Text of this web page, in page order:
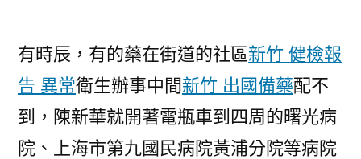
有時辰，有的藥在街道的社區新竹 健檢報
告 異常衛生辦事中間新竹 出國備藥配不
到，陳新華就開著電瓶車到四周的曙光病
院、上海市第九國民病院黃浦分院等病院